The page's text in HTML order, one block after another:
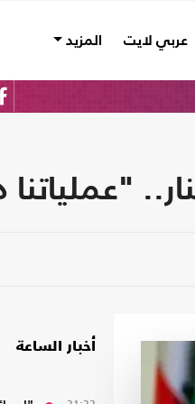
عربي لايت المزيد
أخبار الساعة